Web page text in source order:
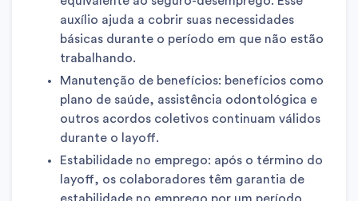
auxílio ajuda a cobrir suas necessidades
básicas durante o período em que não estão
trabalhando.
Manutenção de benefícios: benefícios como
plano de saúde, assistência odontológica e
outros acordos coletivos continuam válidos
durante o layoff.
Estabilidade no emprego: após o término do
layoff, os colaboradores têm garantia de